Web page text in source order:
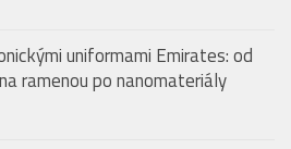
uniformami Emirates: od
ramenou po nanomateriály